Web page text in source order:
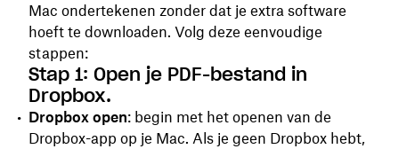
Mac ondertekenen zonder dat je extra software
hoeft te downloaden. Volg deze eenvoudige
stappen:
Stap 1: Open je PDF-bestand in
Dropbox.
Dropbox open: begin met het openen van de
Dropbox-app op je Mac. Als je geen Dropbox hebt,